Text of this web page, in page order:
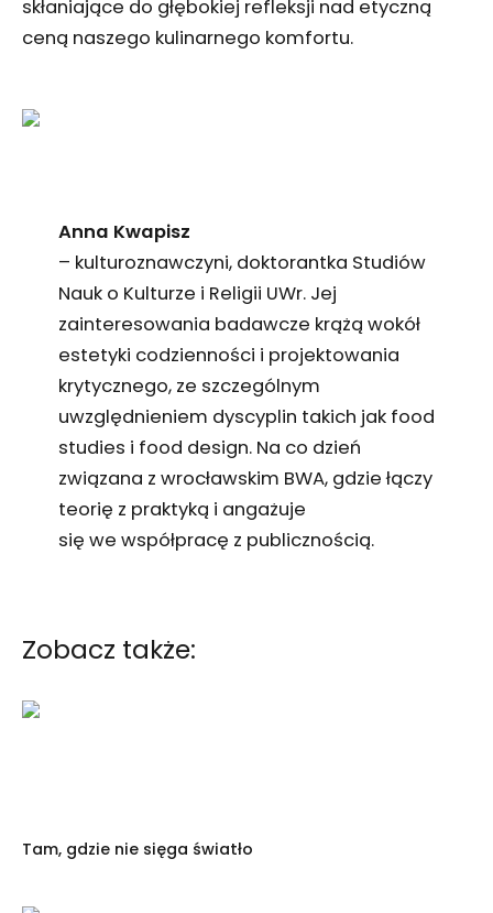
skłaniające do głębokiej refleksji nad etyczną
ceną naszego kulinarnego komfortu.
Anna Kwapisz
– kulturoznawczyni, doktorantka Studiów
Nauk o Kulturze i Religii UWr. Jej
zainteresowania badawcze krążą wokół
estetyki codzienności i projektowania
krytycznego, ze szczególnym
uwzględnieniem dyscyplin takich jak food
studies i food design. Na co dzień
związana z wrocławskim BWA, gdzie łączy
teorię z praktyką i angażuje
się we współpracę z publicznością.
Zobacz także:
Tam, gdzie nie sięga światło